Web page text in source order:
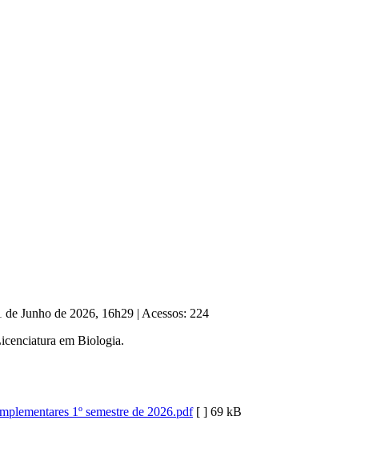
de Junho de 2026, 16h29 | Acessos: 224
em Biologia.
1º semestre de 2026.pdf [ ] 69 kB